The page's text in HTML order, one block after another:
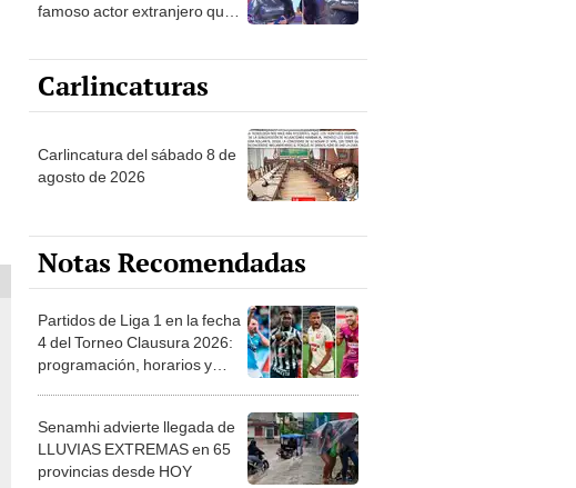
famoso actor extranjero que
Carlincaturas
Carlincatura del sábado 8 de
agosto de 2026
Notas Recomendadas
Partidos de Liga 1 en la fecha
4 del Torneo Clausura 2026:
programación, horarios y
Senamhi advierte llegada de
LLUVIAS EXTREMAS en 65
provincias desde HOY